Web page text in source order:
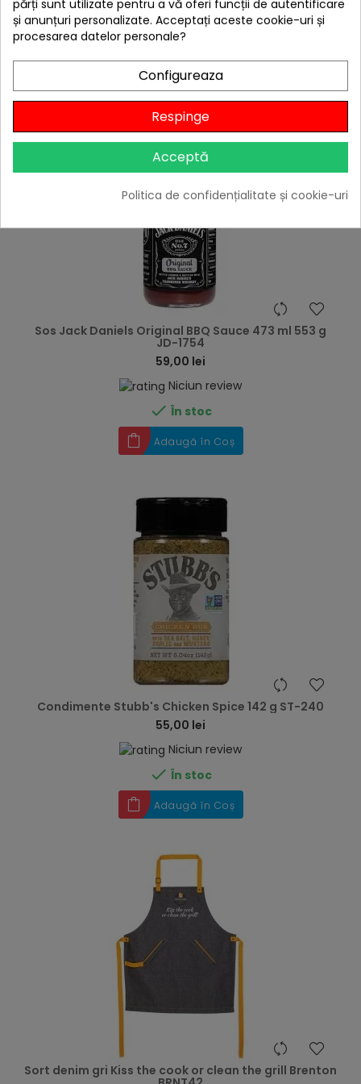
Niciun review
În stoc
Adaugă în Coș
Sos Jack Daniels Original BBQ Sauce 473 ml 553 g
JD-1754
59,00 lei
Niciun review
 În stoc
Adaugă în Coș
Condimente Stubb's Chicken Spice 142 g ST-240
55,00 lei
Niciun review
 În stoc
Adaugă în Coș
Sort denim gri Kiss the cook or clean the grill Brenton
părți sunt utilizate pentru a vă oferi funcții de autentificare
și anunțuri personalizate. Acceptați aceste cookie-uri și
procesarea datelor personale?
Configureaza
Respinge
Acceptă
Politica de confidențialitate și cookie-uri